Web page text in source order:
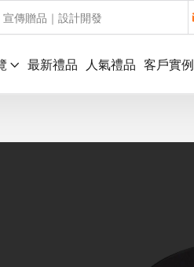
傳贈品｜設計開發
最新禮品 人氣禮品 客戶實例